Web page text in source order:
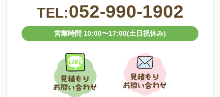
TEL:052-990-1902
営業時間 10:00〜17:00(土日祝休み)